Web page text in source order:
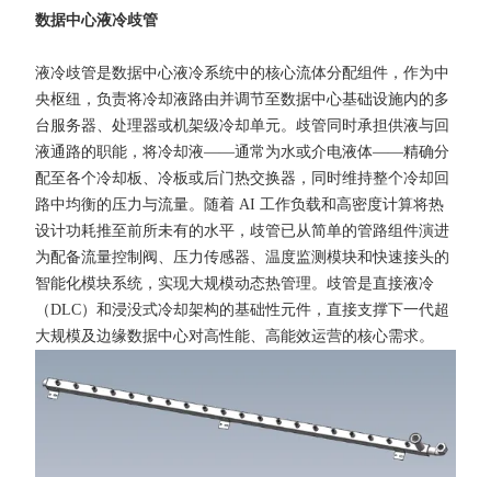
数据中心液冷歧管
液冷歧管是数据中心液冷系统中的核心流体分配组件，作为中
央枢纽，负责将冷却液路由并调节至数据中心基础设施内的多
台服务器、处理器或机架级冷却单元。歧管同时承担供液与回
液通路的职能，将冷却液——通常为水或介电液体——精确分
配至各个冷却板、冷板或后门热交换器，同时维持整个冷却回
路中均衡的压力与流量。随着 AI 工作负载和高密度计算将热
设计功耗推至前所未有的水平，歧管已从简单的管路组件演进
为配备流量控制阀、压力传感器、温度监测模块和快速接头的
智能化模块系统，实现大规模动态热管理。歧管是直接液冷
（DLC）和浸没式冷却架构的基础性元件，直接支撑下一代超
大规模及边缘数据中心对高性能、高能效运营的核心需求。